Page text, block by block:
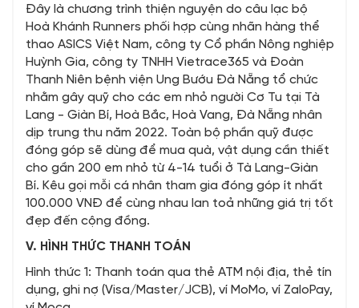
Đây là chương trình thiện nguyện do câu lạc bộ
Hoà Khánh Runners phối hợp cùng nhãn hàng thể
thao ASICS Việt Nam, công ty Cổ phần Nông nghiệp
Huỳnh Gia, công ty TNHH Vietrace365 và Đoàn
Thanh Niên bệnh viện Ung Bướu Đà Nẵng tổ chức
nhằm gây quỹ cho các em nhỏ người Cơ Tu tại Tà
Lang - Giàn Bí, Hoà Bắc, Hoà Vang, Đà Nẵng nhân
dịp trung thu năm 2022. Toàn bộ phần quỹ được
đóng góp sẽ dùng để mua quà, vật dụng cần thiết
cho gần 200 em nhỏ từ 4-14 tuổi ở Tà Lang-Giàn
Bí. Kêu gọi mỗi cá nhân tham gia đóng góp ít nhất
100.000 VNĐ để cùng nhau lan toả những giá trị tốt
đẹp đến cộng đồng.
V. HÌNH THỨC THANH TOÁN
Hình thức 1: Thanh toán qua thẻ ATM nội địa, thẻ tín
dụng, ghi nợ (Visa/Master/JCB), ví MoMo, ví ZaloPay,